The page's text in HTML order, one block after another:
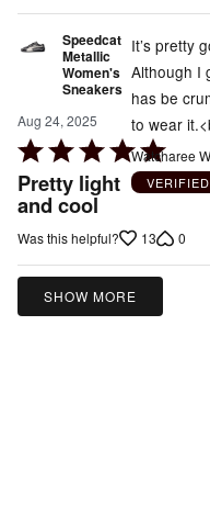
Speedcat
Metallic
Women's
Sneakers
Aug 24, 2025
Rated
5
out
of
Pretty light
and cool
It’s pretty
Although I
has be
to wear
Watcharee W
Was this helpful? 13 0
SHOW MORE